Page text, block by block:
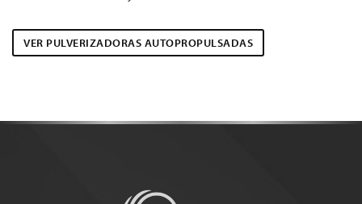
VER PULVERIZADORAS AUTOPROPULSADAS